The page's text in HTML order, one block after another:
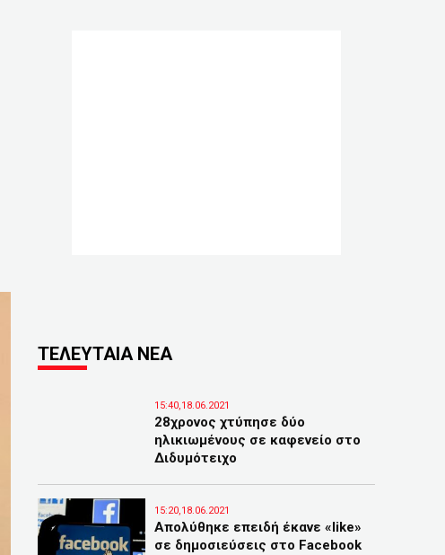
ΤΕΛΕΥΤΑΙΑ ΝΕΑ
15:40,18.06.2021
28χρονος χτύπησε δύο
ηλικιωμένους σε καφενείο στο
Διδυμότειχο
15:20,18.06.2021
Απολύθηκε επειδή έκανε «like»
σε δημοσιεύσεις στο Facebook